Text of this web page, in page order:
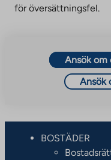
för översättningsfel.
Ansök om
Ansök
BOSTÄDER